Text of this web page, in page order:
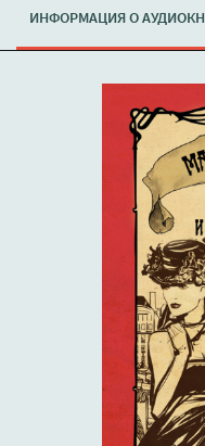
ИНФОРМАЦИЯ О